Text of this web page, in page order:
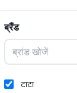
Model
इंट्रा वी50
एस गोल्ड डीजल
इंट्रा वी10
इंट्रा वी30
ब्रैंड
टाटा